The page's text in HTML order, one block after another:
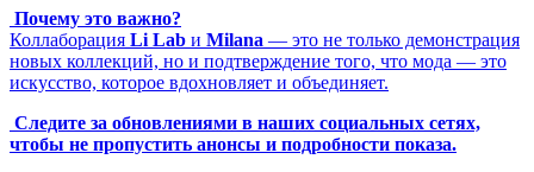
Почему это важно?
Коллаборация Li Lab и Milana — это не только демонстрация
новых коллекций, но и подтверждение того, что мода — это
искусство, которое вдохновляет и объединяет.
Следите за обновлениями в наших социальных сетях,
чтобы не пропустить анонсы и подробности показа.